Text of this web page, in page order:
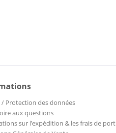
/ Protection des données
aux questions
sur l’expédition & les frais de port